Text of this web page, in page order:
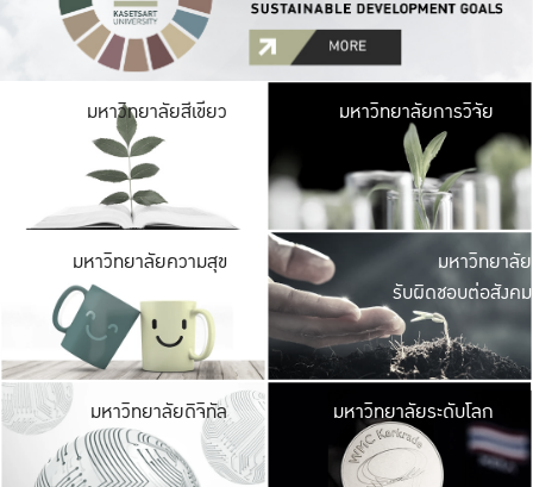
มหาวิทยาลัยสีเขียว มหาวิ
มีพื้นที่เขียวสดใส
เป็นป่าในเมือง เกษต
มหาวิทยาลัยการวิจัย
มหาวิทยาลัยความสุข มหาวิ
ค
เปิดประ
และพบเรื่องราวใ
มหาวิทยาลัย
รับผิดชอบต่อสังคม
มหาวิทยาลัยดิจิทัล มหาวิ
เปลี่ยนแปลง แล
เพื่อทำง
มหาวิทยาลัยระดับโลก